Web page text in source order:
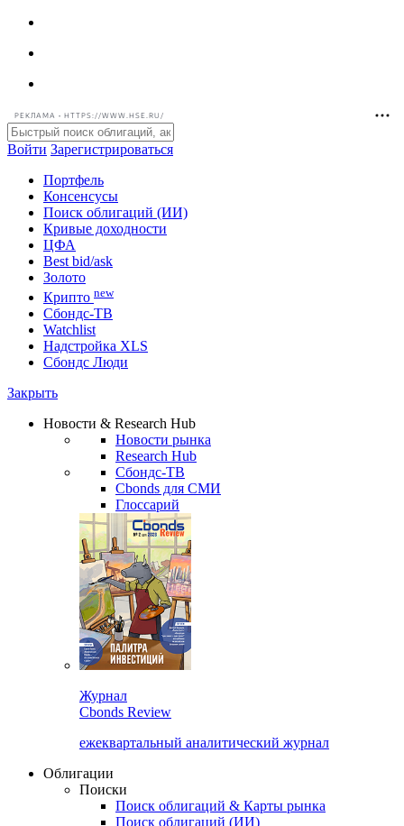
РЕКЛАМА • HTTPS://WWW.HSE.RU/
Войти Зарегистрироваться
Портфель
Консенсусы
Поиск облигаций (ИИ)
Кривые доходности
ЦФА
Best bid/ask
Золото
Крипто new
Watchlist
Сбондс Люди
Новости & Research Hub
Новости рынка
Research Hub
Сбондс-ТВ
Cbonds для СМИ
Глоссарий
Cbonds Review
ежеквартальный аналитический журнал